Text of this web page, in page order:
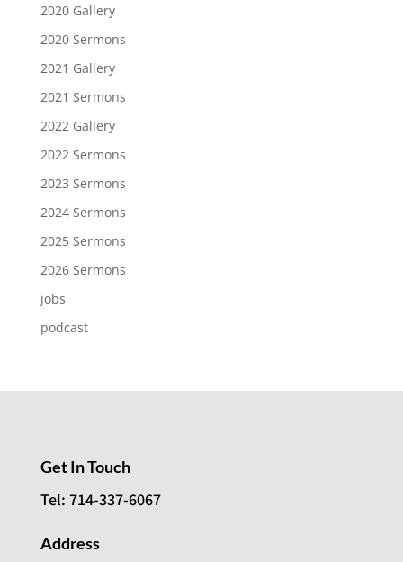
2020 Gallery
2020 Sermons
2021 Gallery
2021 Sermons
2022 Gallery
2022 Sermons
2023 Sermons
2024 Sermons
2025 Sermons
2026 Sermons
jobs
podcast
Get In Touch
Tel: 714-337-6067
Address